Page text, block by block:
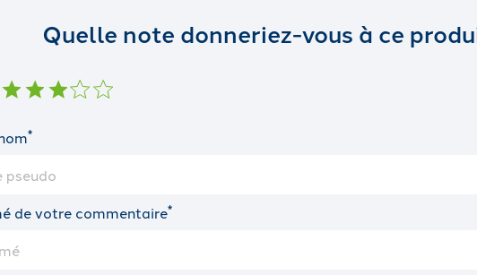
Quelle note donneriez-vous à ce
*
de votre commentaire*